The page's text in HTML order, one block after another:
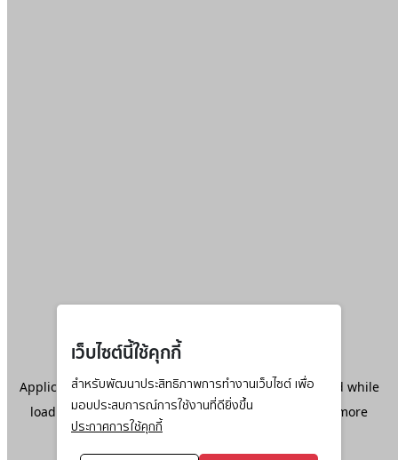
เว็บไซต์นี้ใช้คุกกี้
สำหรับพัฒนาประสิทธิภาพการทำงานเว็บไซต์ เพื่อ
มอบประสบการณ์การใช้งานที่ดียิ่งขึ้น
ประกาศการใช้คุกกี้
Application error: aclient-side exception has occurred while
loadingwww.ktc.co.th(see the browser console
for more
information).